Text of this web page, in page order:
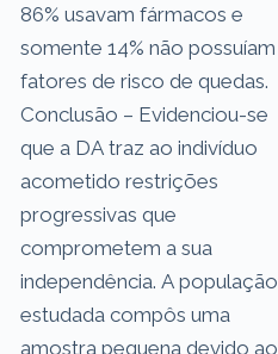
86% usavam fármacos e
somente 14% não possuíam
fatores de risco de quedas.
Conclusão – Evidenciou-se
que a DA traz ao indivíduo
acometido restrições
progressivas que
comprometem a sua
independência. A população
estudada compôs uma
amostra pequena devido ao